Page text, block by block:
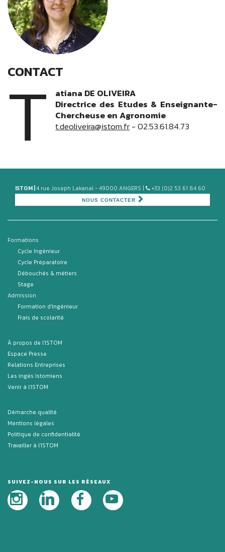
CONTACT
T
atiana DE OLIVEIRA
Directrice des Etudes & Enseignante-
Chercheuse en Agronomie
t.deoliveira@istom.fr- 02.53.61.84.73
ISTOM | 4 rue Joseph Lakanal - 49000 ANGERS | +33 (0)2 53 61 84 60
NOUS CONTACTER
Formations
Cycle Ingénieur
Cycle Préparatoire
Débouchés & métiers
Stage
Admission
Formation d'ingénieur
Frais de scolarité
À propos de l'ISTOM
Espace Presse
Relations Entreprises
Les ingés Istomiens
Venir à l'ISTOM
Démarche qualité
Mentions légales
Politique de confidentialité
Travailler à l'ISTOM
SUIVEZ-NOUS SUR LES RÉSEAUX